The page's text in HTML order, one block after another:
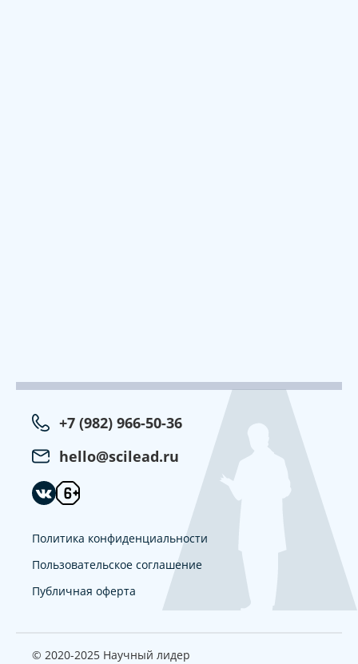
+7 (982) 966-50-36
hello@scilead.ru
Политика конфиденциальности
Пользовательское соглашение
Публичная оферта
© 2020-2025 Научный лидер